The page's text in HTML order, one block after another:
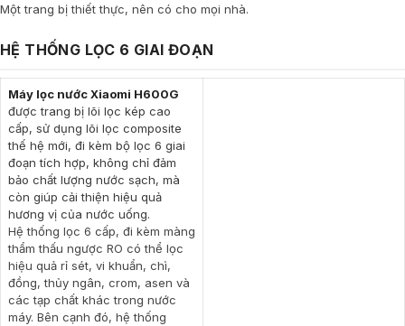
Một trang bị thiết thực, nên có cho mọi nhà.
HỆ THỐNG LỌC 6 GIAI ĐOẠN
Máy lọc nước Xiaomi H600G
được trang bị lõi lọc kép cao
cấp, sử dụng lõi lọc composite
thế hệ mới, đi kèm bộ lọc 6 giai
đoạn tích hợp, không chỉ đảm
bảo chất lượng nước sạch, mà
còn giúp cải thiện hiệu quả
hương vị của nước uống.
Hệ thống lọc 6 cấp, đi kèm màng
thẩm thấu ngược RO có thể lọc
hiệu quả rỉ sét, vi khuẩn, chì,
đồng, thủy ngân, crom, asen và
các tạp chất khác trong nước
máy. Bên cạnh đó, hệ thống